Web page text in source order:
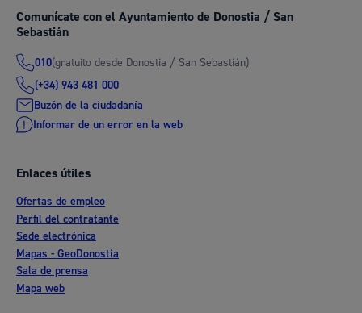
Comunícate con el Ayuntamiento de Donostia / San
Sebastián
010(gratuito desde Donostia / San Sebastián)
(+34) 943 481 000
Buzón de la ciudadanía
Informar de un error en la web
Enlaces útiles
Ofertas de empleo
Perfil del contratante
Sede electrónica
Mapas - GeoDonostia
Sala de prensa
Mapa web